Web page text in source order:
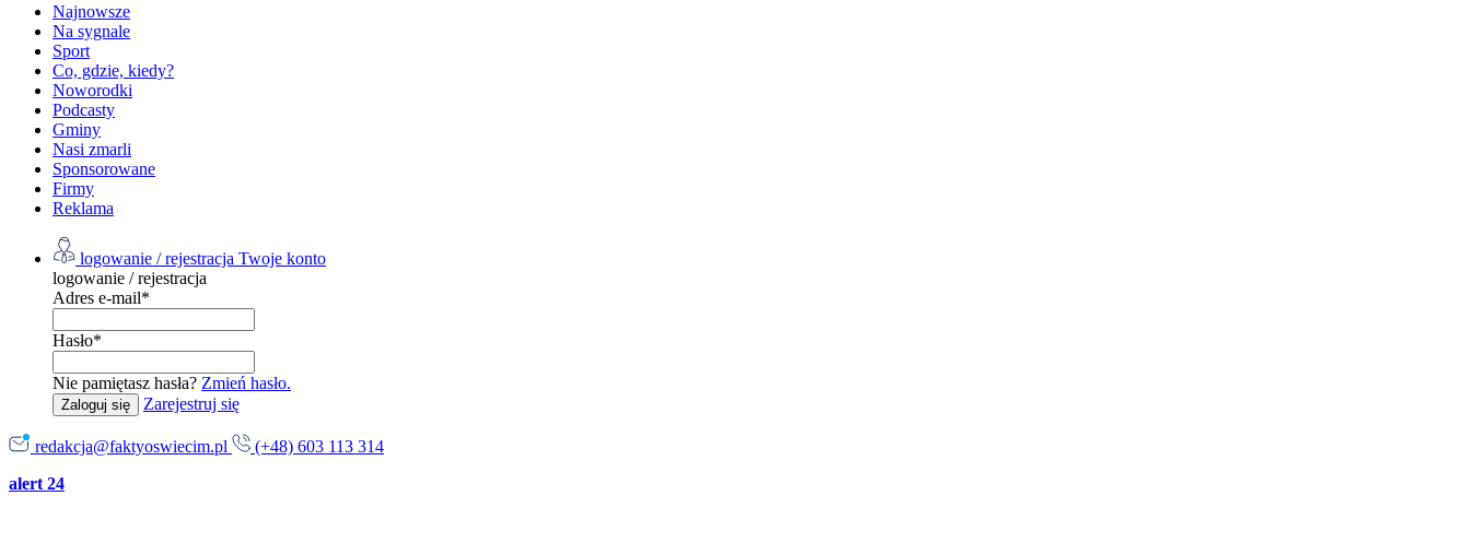
Najnowsze
Na sygnale
Sport
Co, gdzie, kiedy?
Noworodki
Podcasty
Gminy
Nasi zmarli
Sponsorowane
Firmy
Reklama
logowanie / rejestracja Twoje konto
logowanie / rejestracja
Adres e-mail*
Hasło*
Nie pamiętasz hasła? Zmień hasło.
Zaloguj się Zarejestruj się
redakcja@faktyoswiecim.pl
(+48) 603 113 314
alert 24